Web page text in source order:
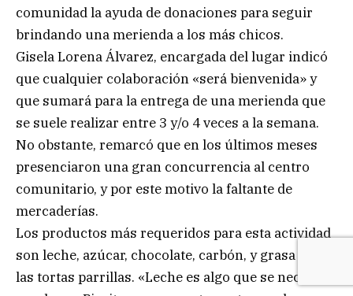
comunidad la ayuda de donaciones para seguir
brindando una merienda a los más chicos.
Gisela Lorena Álvarez, encargada del lugar indicó
que cualquier colaboración «será bienvenida» y
que sumará para la entrega de una merienda que
se suele realizar entre 3 y/o 4 veces a la semana.
No obstante, remarcó que en los últimos meses
presenciaron una gran concurrencia al centro
comunitario, y por este motivo la faltante de
mercaderías.
Los productos más requeridos para esta actividad
son leche, azúcar, chocolate, carbón, y grasa para
las tortas parrillas. «Leche es algo que se necesita